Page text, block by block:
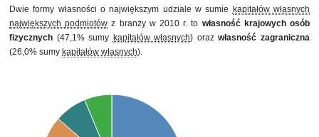
Dwie formy własności o największym udziale w sumie
kapitałów własnych
największych podmiotów z branży w 2010 r. to własność krajowych osób
fizycznych (47,1% sumy kapitałów własnych) orazwłasność zagraniczna
(26,0% sumy kapitałów własnych).